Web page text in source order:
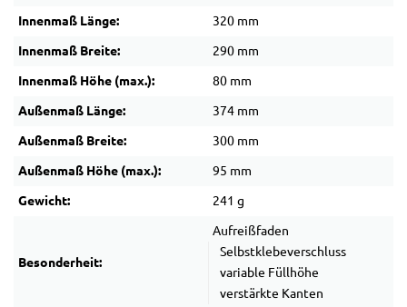
Innenmaß Länge: 320 mm
Innenmaß Breite: 290 mm
Innenmaß Höhe (max.): 80 mm
Außenmaß Länge: 374 mm
Außenmaß Breite: 300 mm
Außenmaß Höhe (max.): 95 mm
Gewicht: 241 g
Besonderheit:
Aufreißfaden
Selbstklebeverschluss
variable Füllhöhe
verstärkte Kanten